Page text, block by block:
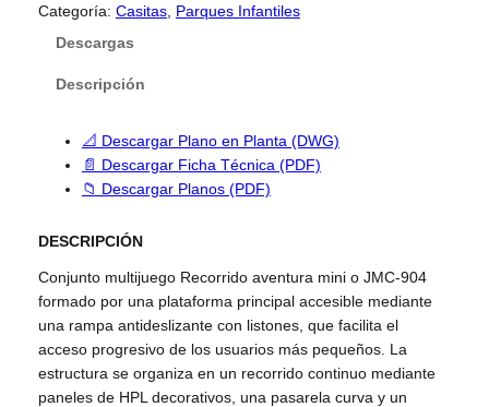
Categoría: Casitas, Parques Infantiles
Descargas
Descripción
📐 Descargar Plano en Planta (DWG)
📄 Descargar Ficha Técnica (PDF)
📁 Descargar Planos (PDF)
DESCRIPCIÓN
Conjunto multijuego Recorrido aventura mini o JMC-904
formado por una plataforma principal accesible mediante
una rampa antideslizante con listones, que facilita el
acceso progresivo de los usuarios más pequeños. La
estructura se organiza en un recorrido continuo mediante
paneles de HPL decorativos, una pasarela curva y un